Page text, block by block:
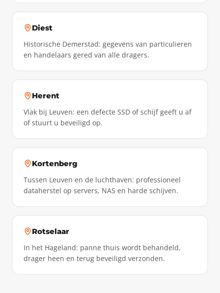
Diest
Historische Demerstad: gegevens van particulieren
en handelaars gered van alle dragers.
Herent
Vlak bij Leuven: een defecte SSD of schijf geeft u af
of stuurt u beveiligd op.
Kortenberg
Tussen Leuven en de luchthaven: professioneel
dataherstel op servers, NAS en harde schijven.
Rotselaar
In het Hageland: panne thuis wordt behandeld,
drager heen en terug beveiligd verzonden.